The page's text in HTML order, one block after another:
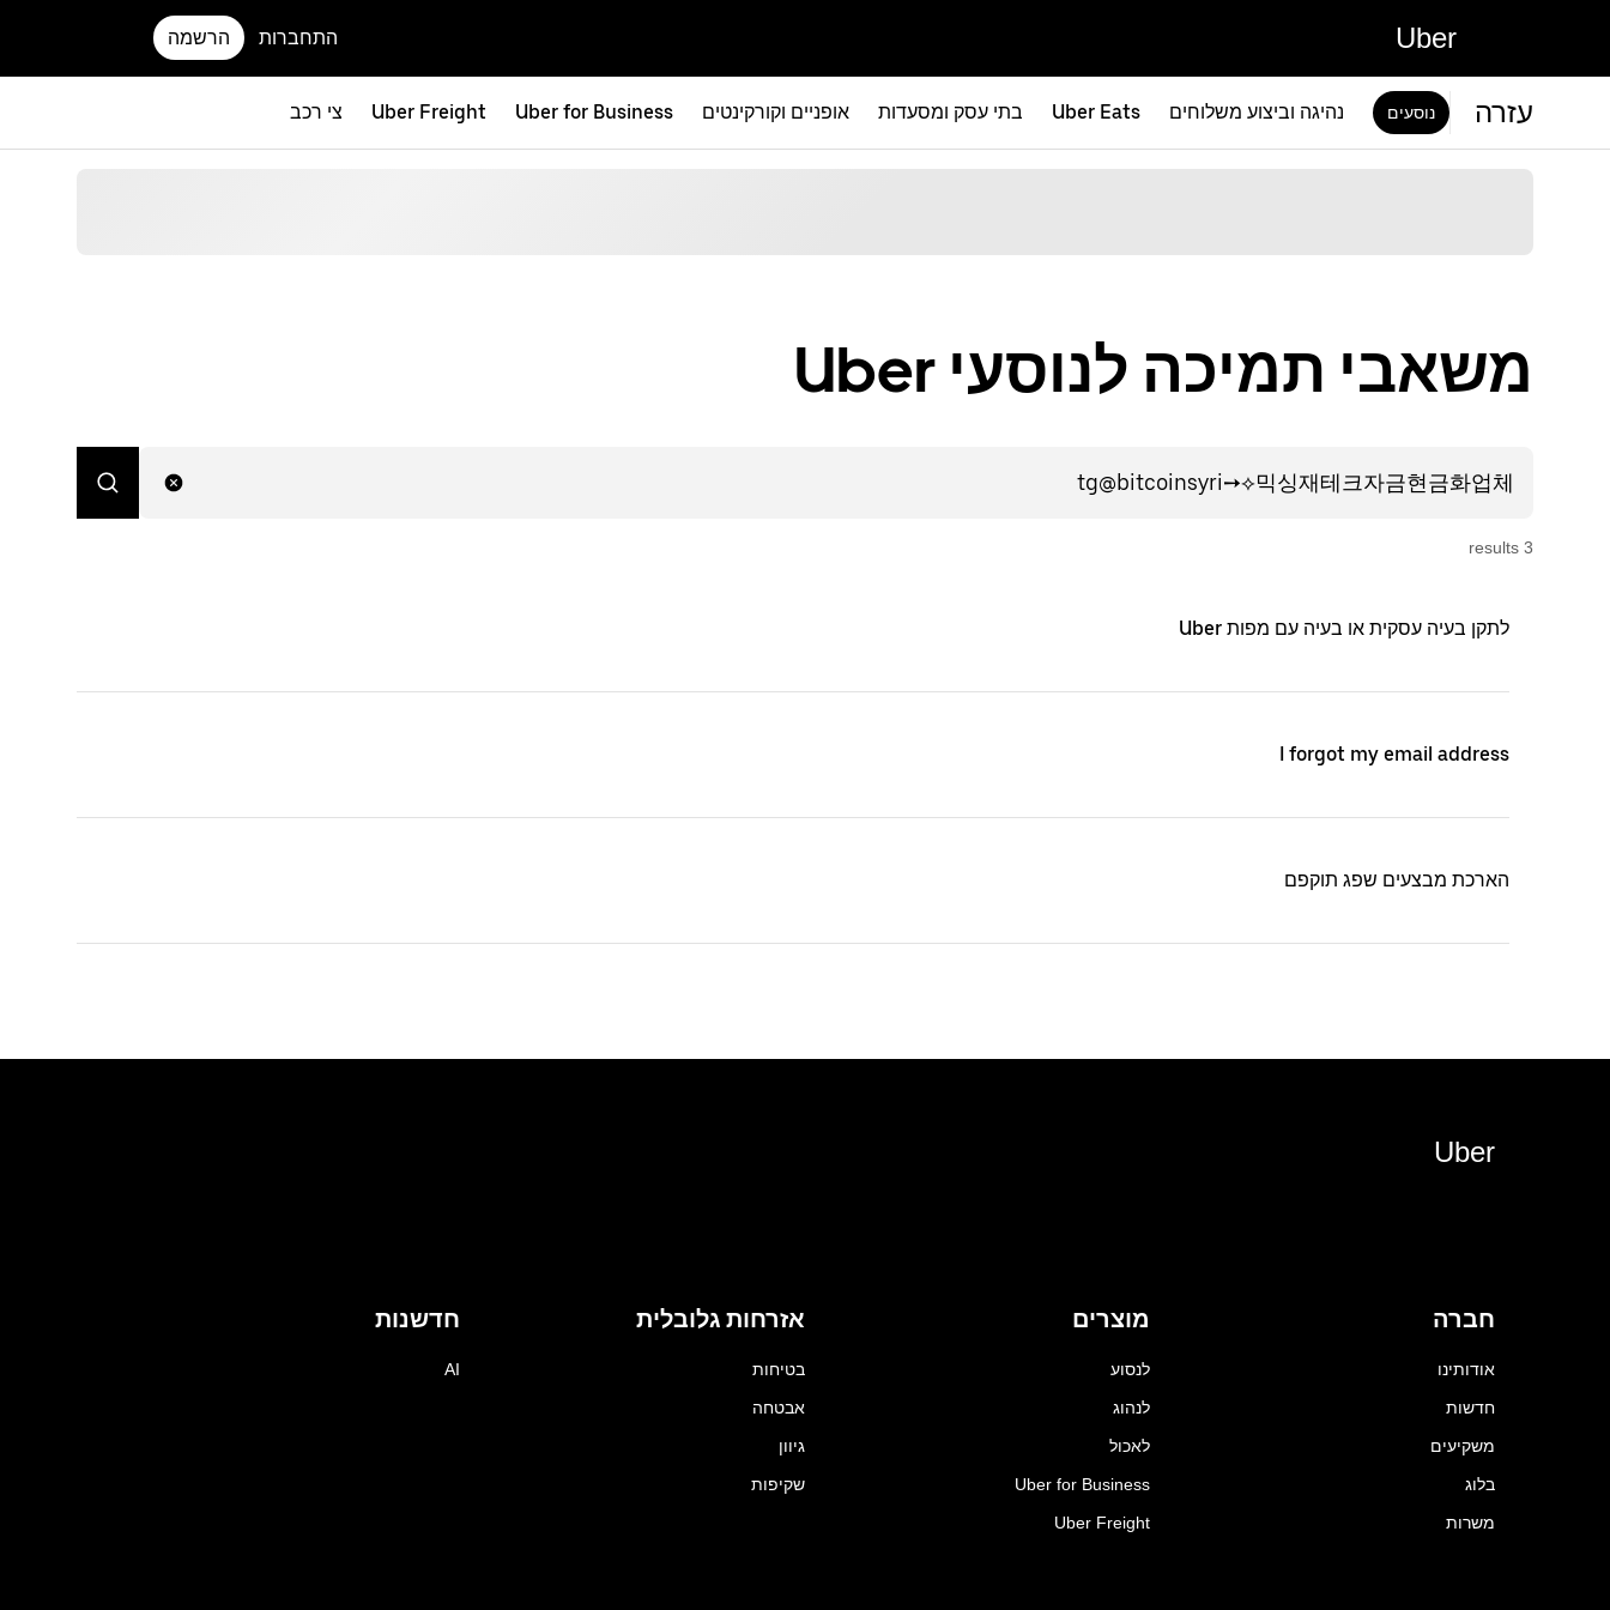
Uber התחברות הרשמה
עזרה נוסעים נהיגה וביצוע משלוחים Uber Eats בתי עסק ומסעדות אופניים וקורקינטים Uber for Business
Uber Freight צי רכב
משאבי תמיכה לנוסעי Uber
3
s
לתקן בעיה עסקית או בעיה עם מפות Uber
I forgot my email address
הארכת מבצעים שפג תוקפם
Uber
חברה
אודותינו
חדשות
משקיעים
בלוג
משרות
מוצרים
לנסוע
לנהוג
לאכול
Uber for Business
Uber Freight
אזרחות גלובלית
בטיחות
אבטחה
גיוון
שקיפות
חדשנות
AI